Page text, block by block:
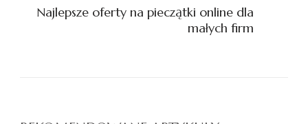
Najlepsze oferty na pieczątki online dla
małych firm